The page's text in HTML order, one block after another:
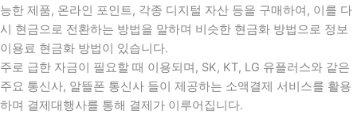
능한 제품, 온라인 포인트, 각종 디지털 자산 등을 구매하여, 이를 다
시 현금으로 전환하는 방법을 말하며 비슷한 현금화 방법으로 정보
이용료 현금화 방법이 있습니다.
주로 급한 자금이 필요할 때 이용되며, SK, KT, LG 유플러스와 같은
주요 통신사, 알뜰폰 통신사 들이 제공하는 소액결제 서비스를 활용
하며 결제대행사를 통해 결제가 이루어집니다.